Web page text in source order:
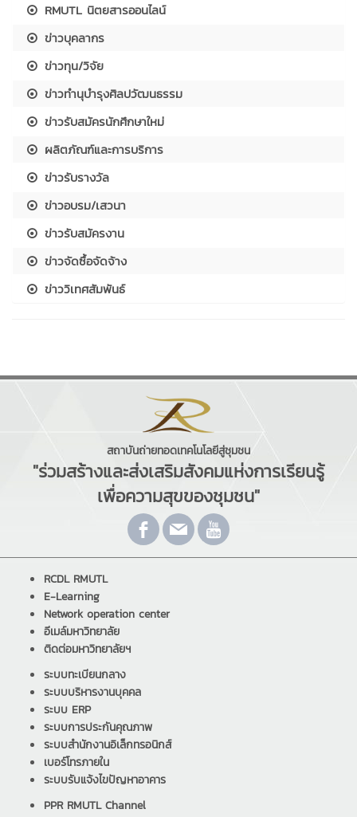
RMUTL นิตยสารออนไลน์
ข่าวบุคลากร
ข่าวทุน/วิจัย
ข่าวทำนุบำรุงศิลปวัฒนธรรม
ข่าวรับสมัครนักศึกษาใหม่
ผลิตภัณฑ์และการบริการ
ข่าวรับรางวัล
ข่าวอบรม/เสวนา
ข่าวรับสมัครงาน
ข่าวจัดซื้อจัดจ้าง
ข่าววิเทศสัมพันธ์
สถาบันถ่ายทอดเทคโนโลยีสู่ชุมชน
"ร่วมสร้างและส่งเสริมสังคมแห่งการเรียนรู้
เพื่อความสุขของชุมชน"
RCDL RMUTL
E-Learning
Network operation center
อีเมล์มหาวิทยาลัย
ติดต่อมหาวิทยาลัยฯ
ระบบทะเบียนกลาง
ระบบบริหารงานบุคคล
ระบบ ERP
ระบบการประกันคุณภาพ
ระบบสำนักงานอิเล็กทรอนิกส์
เบอร์โทรภายใน
ระบบรับแจ้งไขปัญหาอาคาร
PPR RMUTL Channel